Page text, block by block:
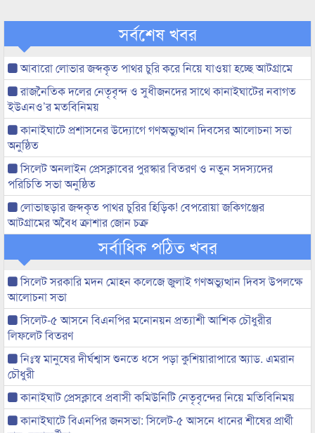
সর্বশেষ খবর
আবারো লোভার জব্দকৃত পাথর চুরি করে নিয়ে যাওয়া হচ্ছে আটগ্রামে
রাজনৈতিক দলের নেতৃবৃন্দ ও সুধীজনদের সাথে কানাইঘাটের নবাগত
ইউএনও’র মতবিনিময়
কানাইঘাটে প্রশাসনের উদ্যোগে গণঅভ্যুত্থান দিবসের আলোচনা সভা
অনুষ্ঠিত
সিলেট অনলাইন প্রেসক্লাবের পুরস্কার বিতরণ ও নতুন সদস্যদের
পরিচিতি সভা অনুষ্ঠিত
লোভাছড়ার জব্দকৃত পাথর চুরির হিড়িক! বেপরোয়া জকিগঞ্জের
আটগ্রামের অবৈধ ক্রাশার জোন চক্র
সর্বাধিক পঠিত খবর
সিলেট সরকারি মদন মোহন কলেজে জুলাই গণঅভ্যুত্থান দিবস উপলক্ষে
আলোচনা সভা
সিলেট-৫ আসনে বিএনপির মনোনয়ন প্রত্যাশী আশিক চৌধুরীর
লিফলেট বিতরণ
নিঃস্ব মানুষের দীর্ঘশ্বাস শুনতে ধসে পড়া কুশিয়ারাপারে অ্যাড. এমরান
চৌধুরী
কানাইঘাট প্রেসক্লাবে প্রবাসী কমিউনিটি নেতৃবৃন্দের নিয়ে মতিবিনিময়
কানাইঘাটে বিএনপির জনসভা: সিলেট-৫ আসনে ধানের শীষের প্রার্থী